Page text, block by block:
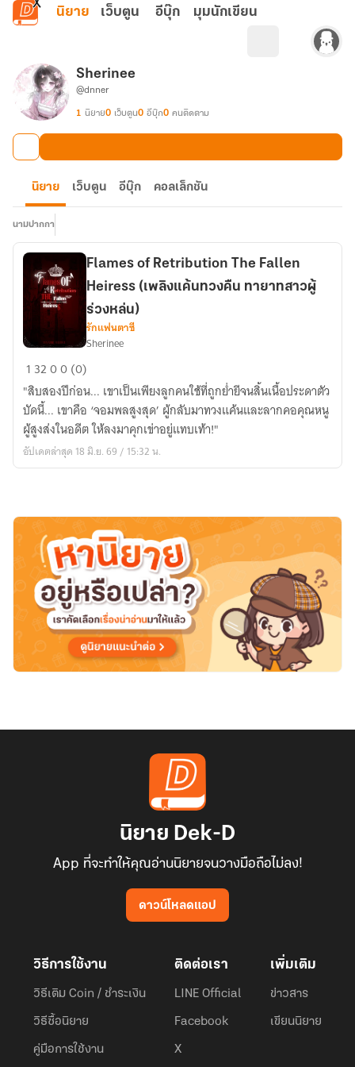
ข้ามไปยังเนื้อหาหลัก
นิยาย เว็บตูน อีบุ๊ก มุมนักเขียน
Sherinee
@dnner
1 นิยาย0 เว็บตูน0 อีบุ๊ก0 คนติดตาม
นิยาย เว็บตูน อีบุ๊ก คอลเล็กชัน
นามปากกา
of
Retribution
The
Fallen
Heiress
(เพลิง
คืน
ทายาท
สาว
ผู้
ร่วง
หล่น)
Flames of Retribution The Fallen
Heiress (เพลิงแค้นทวงคืน ทายาทสาวผู้
ร่วงหล่น)
รักแฟนตาซี
Sherinee
1 3200 (0)
​"สิบสองปีก่อน... เขาเป็นเพียงลูกคนใช้ที่ถูกย่ำยีจนสิ้นเนื้อประดาตัว
บัดนี้... เขาคือ ‘จอมพลสูงสุด’ ผู้กลับมาทวงแค้นและลากคอคุณหนู
ผู้สูงส่งในอดีต ให้ลงมาคุกเข่าอยู่แทบเท้า!"
อัปเดตล่าสุด 18 มิ.ย. 69 / 15:32 น.
นิยาย Dek-D
App ที่จะทำให้คุณอ่านนิยายจนวางมือถือไม่ลง!
ดาวน์โหลดแอป
วิธีการใช้งาน
วิธีเติม Coin / ชำระเงิน
วิธีซื้อนิยาย
คู่มือการใช้งาน
ติดต่อเรา
LINE Official
Facebook
X
เพิ่มเติม
ข่าวสาร
เขียนนิยาย